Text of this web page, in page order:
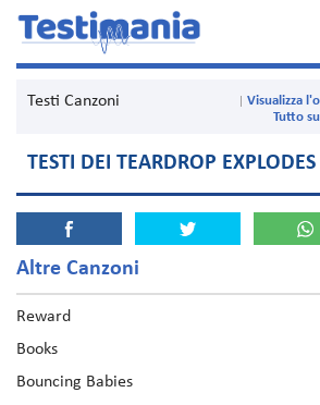
Testi Canzoni
Visualizza
Tutto
TESTI DEI TEARDROP
Altre Canzoni
Reward
Books
Bouncing Babies